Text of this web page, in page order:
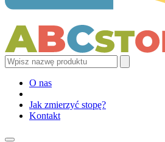
O nas
Jak zmierzyć stopę?
Kontakt